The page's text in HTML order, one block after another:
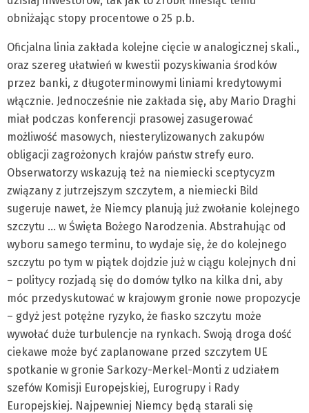
obniżając stopy procentowe o 25 p.b.
Oficjalna linia zakłada kolejne cięcie w analogicznej skali.,
oraz szereg ułatwień w kwestii pozyskiwania środków
przez banki, z długoterminowymi liniami kredytowymi
włącznie. Jednocześnie nie zakłada się, aby Mario Draghi
miał podczas konferencji prasowej zasugerować
możliwość masowych, niesterylizowanych zakupów
obligacji zagrożonych krajów państw strefy euro.
Obserwatorzy wskazują też na niemiecki sceptycyzm
związany z jutrzejszym szczytem, a niemiecki Bild
sugeruje nawet, że Niemcy planują już zwołanie kolejnego
szczytu … w Święta Bożego Narodzenia. Abstrahując od
wyboru samego terminu, to wydaje się, że do kolejnego
szczytu po tym w piątek dojdzie już w ciągu kolejnych dni
– politycy rozjadą się do domów tylko na kilka dni, aby
móc przedyskutować w krajowym gronie nowe propozycje
– gdyż jest potężne ryzyko, że fiasko szczytu może
wywołać duże turbulencje na rynkach. Swoją droga dość
ciekawe może być zaplanowane przed szczytem UE
spotkanie w gronie Sarkozy-Merkel-Monti z udziałem
szefów Komisji Europejskiej, Eurogrupy i Rady
Europejskiej. Najpewniej Niemcy będą starali się